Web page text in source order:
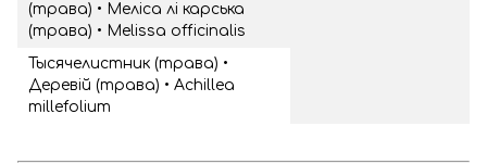
(трава) • Меліса лі карська
(трава) • Melissa officinalis
Тысячелистник (трава) •
Деревій (трава) • Achillea
millefolium